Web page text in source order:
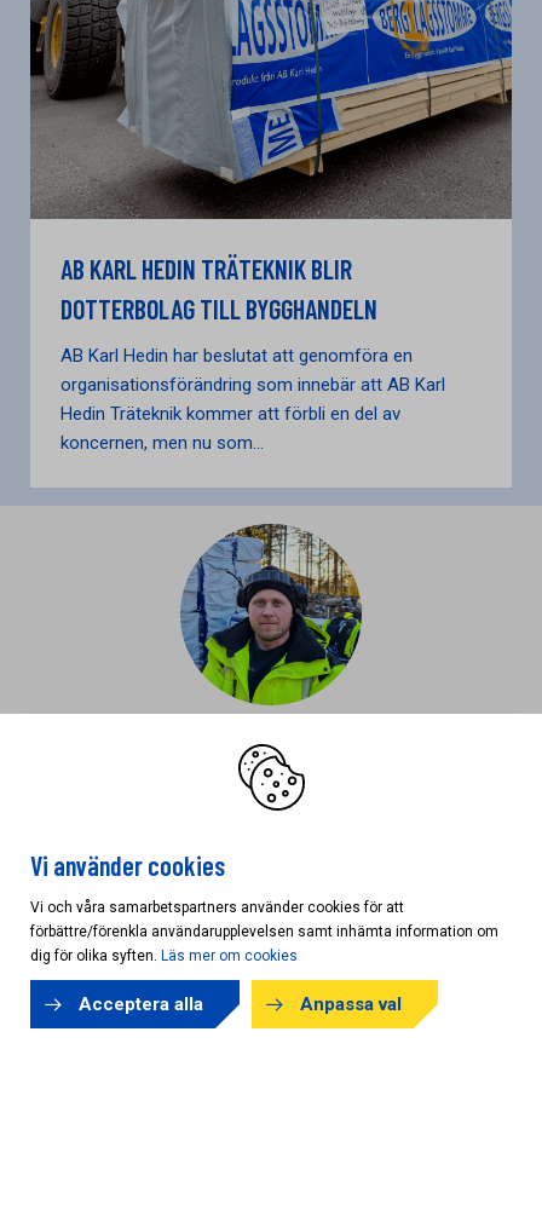
AB KARL HEDIN TRÄTEKNIK BLIR
DOTTERBOLAG TILL BYGGHANDELN
AB Karl Hedin har beslutat att genomföra en
organisationsförändring som innebär att AB Karl
Hedin Träteknik kommer att förbli en del av
koncernen, men nu som...
Flexibilitet, bra service och
samarbete är viktigt för oss. Det
får vi hos AB Karl Hedin
Bill Impola
Impola Bygg AB
Om oss
Vi använder cookies
Vi och våra samarbetspartners använder cookies för att
förbättre/förenkla användarupplevelsen samt inhämta information om
dig för olika syften. Läs mer om cookies
Acceptera alla Anpassa val